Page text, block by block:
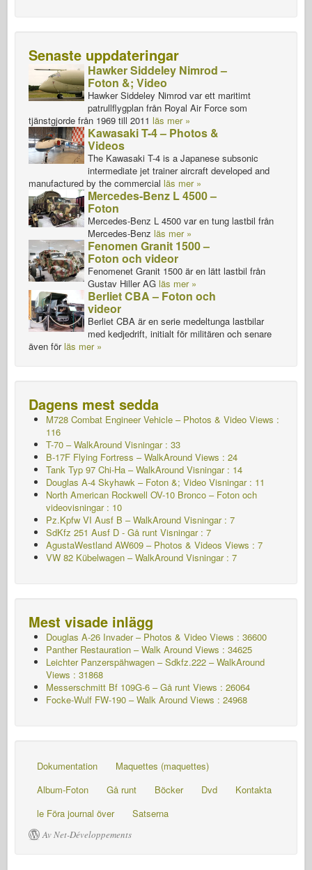
Senaste uppdateringar
Hawker Siddeley Nimrod –
Foton &; Video
Hawker Siddeley Nimrod var ett maritimt
patrullflygplan från Royal Air Force som
tjänstgjorde från 1969 till 2011 läs mer »
Kawasaki T-4 – Photos &
Videos
The Kawasaki T-4 is a Japanese subsonic
intermediate jet trainer aircraft developed and
manufactured by the commercial läs mer »
Mercedes-Benz L 4500 –
Foton
Mercedes-Benz L 4500 var en tung lastbil från
Mercedes-Benz läs mer »
Fenomen Granit 1500 –
Foton och videor
Fenomenet Granit 1500 är en lätt lastbil från
Gustav Hiller AG läs mer »
Berliet CBA – Foton och
videor
Berliet CBA är en serie medeltunga lastbilar
med kedjedrift, initialt för militären och senare
även förläs mer »
Dagens mest sedda
M728 Combat Engineer Vehicle – Photos & Video Views :
116
T-70 – WalkAround Visningar : 33
B-17F Flying Fortress – WalkAround Views : 24
Tank Typ 97 Chi-Ha – WalkAround Visningar : 14
Douglas A-4 Skyhawk – Foton &; Video Visningar : 11
North American Rockwell OV-10 Bronco – Foton och
videovisningar : 10
Pz.Kpfw VI Ausf B – WalkAround Visningar : 7
SdKfz 251 Ausf D - Gå runt Visningar : 7
AgustaWestland AW609 – Photos & Videos Views : 7
VW 82 Kübelwagen – WalkAround Visningar : 7
Mest visade inlägg
Douglas A-26 Invader – Photos & Video Views : 36600
Panther Restauration – Walk Around Views : 34625
Leichter Panzerspähwagen – Sdkfz.222 – WalkAround
Views : 31868
Messerschmitt Bf 109G-6 – Gå runt Views : 26064
Focke-Wulf FW-190 – Walk Around Views : 24968
Dokumentation
Maquettes (maquettes)
Album-Foton
Gå runt Böcker Dvd
Kontakta
le Föra journal över
Satserna
Av Net-Développements